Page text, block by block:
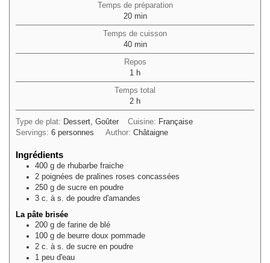
Temps de préparation
20minutes
min
Temps de cuisson
40minutes
min
Repos
1 heure
h
Temps total
2heures
h
Type de plat: Dessert, Goûter Cuisine: Française
Servings: 6 personnes Author:Châtaigne
Ingrédients
400 g de rhubarbe fraiche
2 poignées de pralines roses concassées
250 g de sucre en poudre
3 c. à s. de poudre d'amandes
La pâte brisée
200 g de farine de blé
100 g de beurre doux pommade
2 c. à s. de sucre en poudre
1 peu d'eau